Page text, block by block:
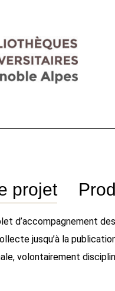
projet
d’accompagnement
jusqu’à la
volontairement